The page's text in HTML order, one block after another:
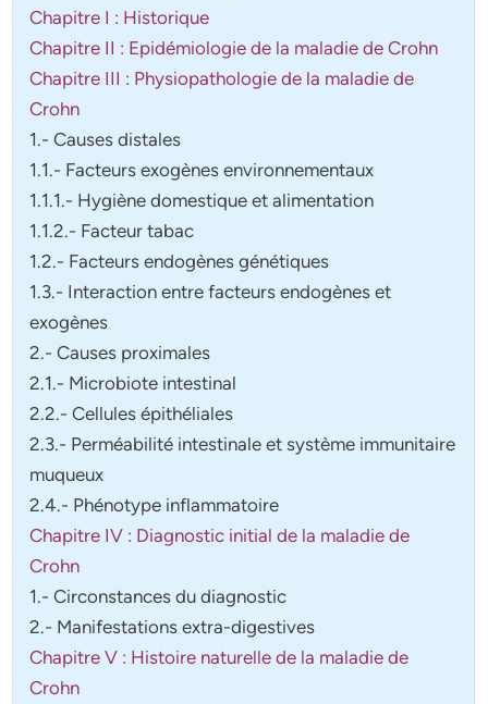
Chapitre I : Historique
Chapitre II : Epidémiologie de la maladie de Crohn
Chapitre III : Physiopathologie de la maladie de
Crohn
1.- Causes distales
1.1.- Facteurs exogènes environnementaux
1.1.1.- Hygiène domestique et alimentation
1.1.2.- Facteur tabac
1.2.- Facteurs endogènes génétiques
1.3.- Interaction entre facteurs endogènes et
exogènes
2.- Causes proximales
2.1.- Microbiote intestinal
2.2.- Cellules épithéliales
2.3.- Perméabilité intestinale et système immunitaire
muqueux
2.4.- Phénotype inflammatoire
Chapitre IV : Diagnostic initial de la maladie de
Crohn
1.- Circonstances du diagnostic
2.- Manifestations extra-digestives
Chapitre V : Histoire naturelle de la maladie de
Crohn